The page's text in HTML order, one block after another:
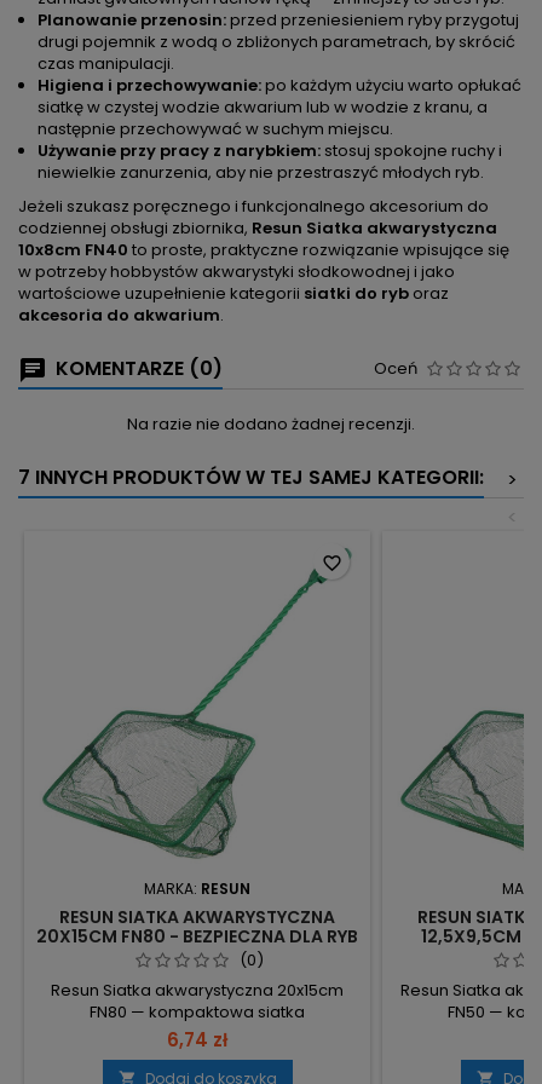
Planowanie przenosin:przed przeniesieniem ryby przygotuj
drugi pojemnik z wodą o zbliżonych parametrach, by skrócić
czas manipulacji.
Higiena i przechowywanie:po każdym użyciu warto opłukać
siatkę w czystej wodzie akwarium lub w wodzie z kranu, a
następnie przechowywać w suchym miejscu.
Używanie przy pracy z narybkiem: stosuj spokojne ruchy i
niewielkie zanurzenia, aby nie przestraszyć młodych ryb.
Jeżeli szukasz poręcznego i funkcjonalnego akcesorium do
codziennej obsługi zbiornika, Resun Siatka akwarystyczna
10x8cm FN40 to proste, praktyczne rozwiązanie wpisujące się
w potrzeby hobbystów akwarystyki słodkowodnej i jako
wartościowe uzupełnienie kategorii siatki do ryb oraz
akcesoria do akwarium.
KOMENTARZE (0) Oceń
Na razie nie dodano żadnej recenzji.
7 INNYCH PRODUKTÓW W TEJ SAMEJ KATEGORII:
>
<
MARKA: RESUN
RESUN SIATKA AKWARYSTYCZNA
20X15CM FN80 - BEZPIECZNA DLA RYB
(0)
Resun Siatka akwarystyczna 20x15cm
FN80 — kompaktowa siatka
akwarystyczna zaprojektowana do
użytku w akwariach. Wymiary 20×15 cm –
kompaktowy rozmiar umożliwia
6,74 zł
 Dodaj do koszyka
favorite_border
RESUN
12,5X9,5CM
Resun Siatka
FN50 —
akwarium.
identyfikację
